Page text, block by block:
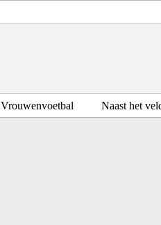
Vrouwenvoetbal Naast het